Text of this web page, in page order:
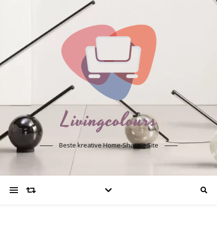
Beste kreative Home-Sharing-Site